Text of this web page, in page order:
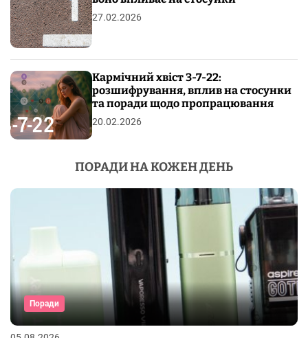
27.02.2026
Кармічний хвіст 3-7-22:
розшифрування, вплив на стосунки
та поради щодо пропрацювання
20.02.2026
ПОРАДИ НА КОЖЕН ДЕНЬ
Поради